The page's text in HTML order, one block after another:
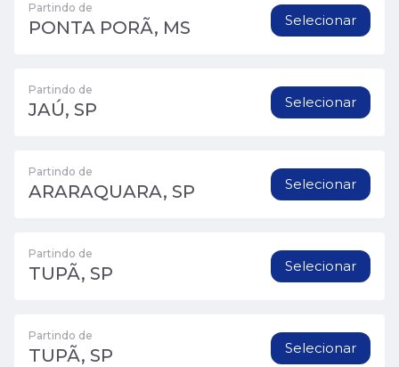
Partindo de
PONTA PORÃ, MS Selecionar
Partindo de
JAÚ, SP Selecionar
Partindo de
ARARAQUARA, SP Selecionar
Partindo de
TUPÃ, SP Selecionar
Partindo de
TUPÃ, SP Selecionar